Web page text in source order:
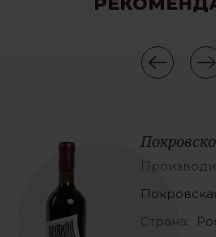
Страна: